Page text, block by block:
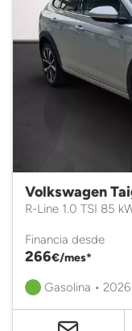
Volkswagen
R-Line 1.0 TSI 85
Financia desde
266€/mes*
Gasolina •